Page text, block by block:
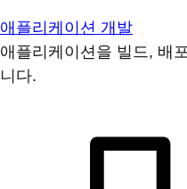
애플리케이션 개발
애플리케이션을 빌드, 배
니다.